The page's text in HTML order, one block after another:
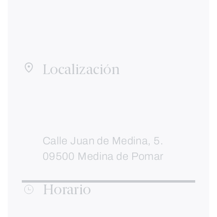
Localización
Calle Juan de Medina, 5.
09500 Medina de Pomar
Horario